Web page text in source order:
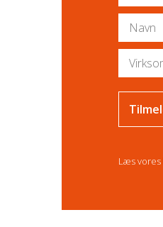
Læs vores